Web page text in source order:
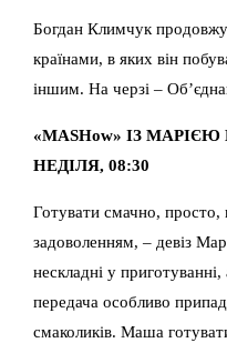
Богдан Климчук
країнами, в яких він
іншим. На черзі –
«МАSHow» ІЗ
НЕДІЛЯ, 08:30
Готувати смачно, просто,
задоволенням, – девіз
нескладні у
передача особливо
смаколиків. Маша